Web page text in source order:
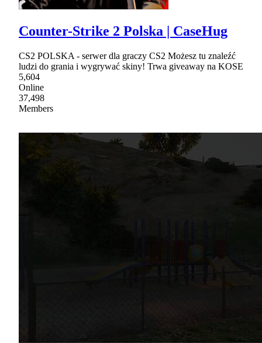
Counter-Strike 2 Polska | CaseHug
CS2 POLSKA - serwer dla graczy CS2 Możesz tu znaleźć
ludzi do grania i wygrywać skiny! Trwa giveaway na KOSE
5,604
Online
37,498
Members